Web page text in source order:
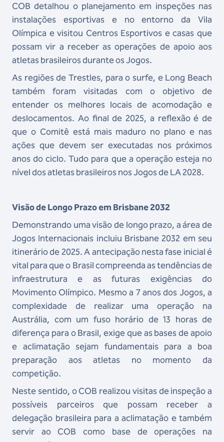
COB detalhou o planejamento em inspeções nas
instalações esportivas e no entorno da Vila
Olímpica e visitou Centros Esportivos e casas que
possam vir a receber as operações de apoio aos
atletas brasileiros durante os Jogos.
As regiões de Trestles, para o surfe, e Long Beach
também foram visitadas com o objetivo de
entender os melhores locais de acomodação e
deslocamentos. Ao final de 2025, a reflexão é de
que o Comitê está mais maduro no plano e nas
ações que devem ser executadas nos próximos
anos do ciclo. Tudo para que a operação esteja no
nível dos atletas brasileiros nos Jogos de LA 2028.
Visão de Longo Prazo em Brisbane 2032
Demonstrando uma visão de longo prazo, a área de
Jogos Internacionais incluiu Brisbane 2032 em seu
itinerário de 2025. A antecipação nesta fase inicial é
vital para que o Brasil compreenda as tendências de
infraestrutura e as futuras exigências do
Movimento Olímpico. Mesmo a 7 anos dos Jogos, a
complexidade de realizar uma operação na
Austrália, com um fuso horário de 13 horas de
diferença para o Brasil, exige que as bases de apoio
e aclimatação sejam fundamentais para a boa
preparação aos atletas no momento da
competição.
Neste sentido, o COB realizou visitas de inspeção a
possíveis parceiros que possam receber a
delegação brasileira para a aclimatação e também
servir ao COB como base de operações na